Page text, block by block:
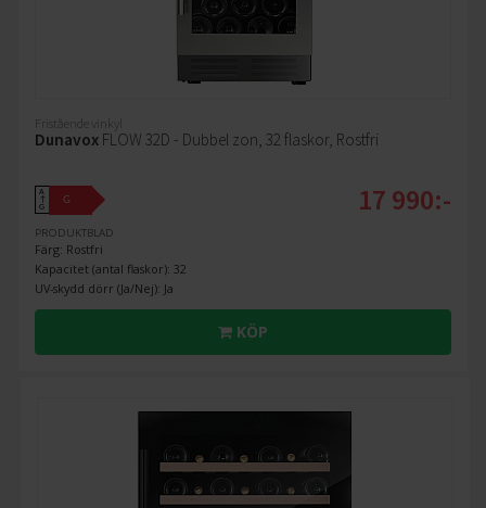
Fristående vinkyl
Dunavox FLOW 32D - Dubbel zon, 32 flaskor, Rostfri
A
↑
G
G
PRODUKTBLAD
Färg: Rostfri
Kapacitet (antal flaskor): 32
UV-skydd dörr (Ja/Nej): Ja
17 990:-
KÖP